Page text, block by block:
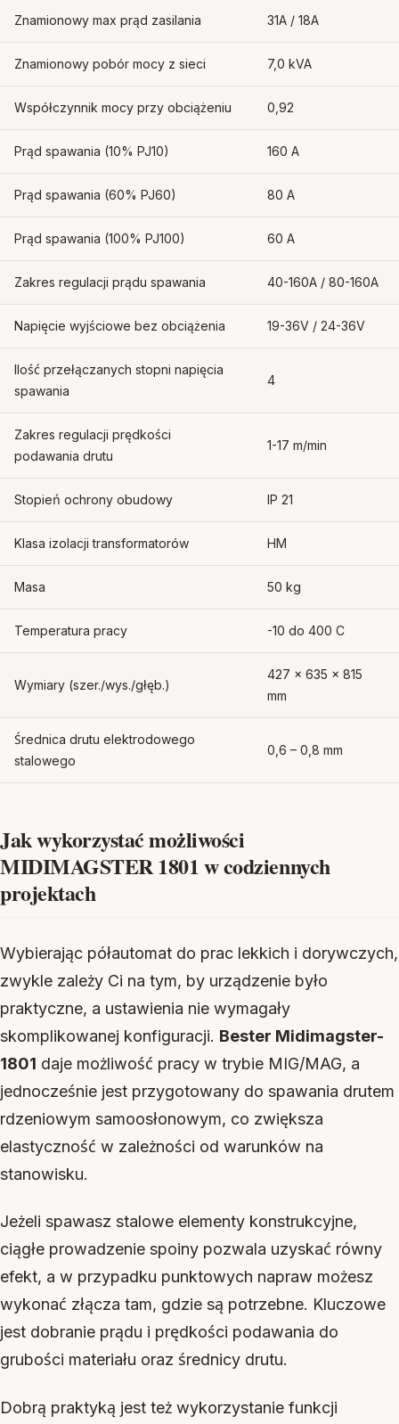
Znamionowy max prąd zasilania 31A / 18A
Znamionowy pobór mocy z sieci 7,0 kVA
Współczynnik mocy przy obciążeniu 0,92
Prąd spawania (10% PJ10) 160 A
Prąd spawania (60% PJ60) 80 A
Prąd spawania (100% PJ100) 60 A
Zakres regulacji prądu spawania 40-160A / 80-160A
Napięcie wyjściowe bez obciążenia 19-36V / 24-36V
Ilość przełączanych stopni napięcia
spawania
4
Zakres regulacji prędkości
podawania drutu
1-17 m/min
Stopień ochrony obudowy IP 21
Klasa izolacji transformatorów HM
Masa 50 kg
Temperatura pracy -10 do 400 C
Wymiary (szer./wys./głęb.)
427 x 635 x 815
mm
Średnica drutu elektrodowego
stalowego
0,6 – 0,8 mm
Jak wykorzystać możliwości
MIDIMAGSTER 1801 w codziennych
projektach
Wybierając półautomat do prac lekkich i dorywczych,
zwykle zależy Ci na tym, by urządzenie było
praktyczne, a ustawienia nie wymagały
skomplikowanej konfiguracji. Bester Midimagster-
1801 daje możliwość pracy w trybie MIG/MAG, a
jednocześnie jest przygotowany do spawania drutem
rdzeniowym samoosłonowym, co zwiększa
elastyczność w zależności od warunków na
stanowisku.
Jeżeli spawasz stalowe elementy konstrukcyjne,
ciągłe prowadzenie spoiny pozwala uzyskać równy
efekt, a w przypadku punktowych napraw możesz
wykonać złącza tam, gdzie są potrzebne. Kluczowe
jest dobranie prądu i prędkości podawania do
grubości materiału oraz średnicy drutu.
Dobrą praktyką jest też wykorzystanie funkcji